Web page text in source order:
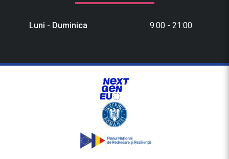
Luni - Duminica 9:00 - 21:00